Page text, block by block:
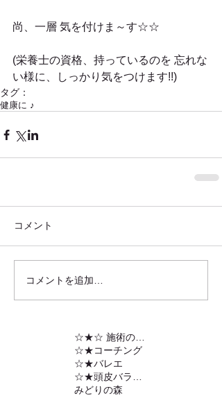
尚、一層 気を付けま～す☆☆
(栄養士の資格、持っているのを 忘れな
い様に、しっかり気をつけます!!)
タグ：
健康に ♪
コメント
コメントを追加…
☆★コーチング
☆★バレエ
みどりの森